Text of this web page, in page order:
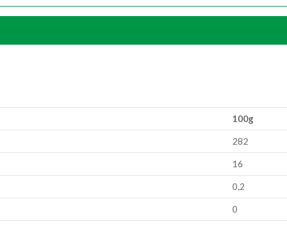
100g
282
16
0,2
0